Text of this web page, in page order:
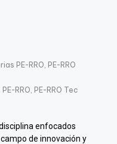
PE-RRO, PE-RRO
RRO, PE-RRO Tec
enfocados
de innovación y